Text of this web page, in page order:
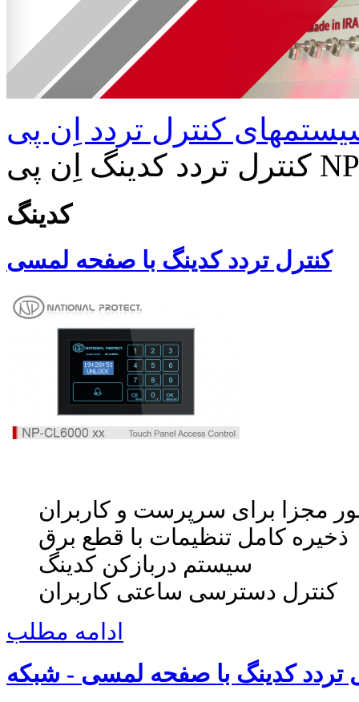
کنترل تردد کدینگ اِن پی NP
کدینگ
کنترل تردد کدینگ با صفحه لمسی
مجزا برای سرپرست و کاربران
ذخیره کامل تنظیمات با قطع برق
سیستم دربازکن کدینگ
کنترل دسترسی ساعتی کاربران
ادامه مطلب